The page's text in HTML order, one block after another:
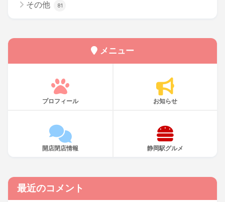
その他 81
メニュー
プロフィール お知らせ
開店閉店情報 静岡駅グルメ
最近のコメント